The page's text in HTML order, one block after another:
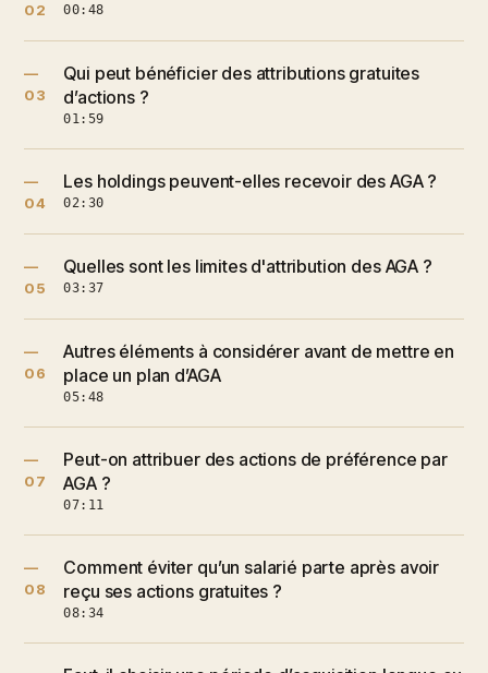
02
00:48
—
03
Qui peut bénéficier des attributions gratuites
d’actions ?
01:59
—
04
Les holdings peuvent-elles recevoir des AGA ?
02:30
—
05
Quelles sont les limites d'attribution des AGA ?
03:37
—
06
Autres éléments à considérer avant de mettre en
place un plan d’AGA
05:48
—
07
Peut-on attribuer des actions de préférence par
AGA ?
07:11
—
08
Comment éviter qu’un salarié parte après avoir
reçu ses actions gratuites ?
08:34